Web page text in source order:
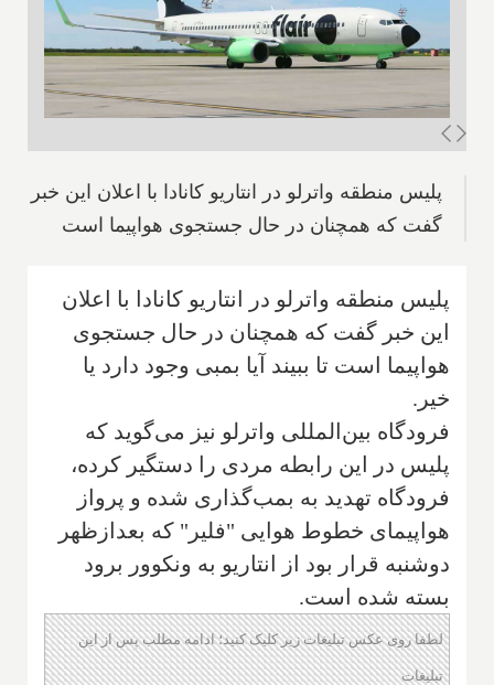
پلیس منطقه واترلو در انتاریو کانادا با اعلان این خبر
گفت که همچنان در حال جستجوی هواپیما است
پلیس منطقه واترلو در انتاریو کانادا با اعلان
این خبر گفت که همچنان در حال جستجوی
هواپیما است تا ببیند آیا بمبی وجود دارد یا
خیر.
فرودگاه بین‌المللی واترلو نیز می‌گوید که
پلیس در این رابطه مردی را دستگیر کرده،
فرودگاه تهدید به بمب‌گذاری شده و پرواز
هواپیمای خطوط هوایی "فلیر" که بعدازظهر
دوشنبه قرار بود از انتاریو به ونکوور برود
بسته شده است.
لطفا روی عکس تبلیغات زیر کلیک کنید؛ ادامه مطلب پس از این
تبلیغات